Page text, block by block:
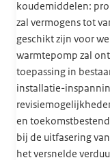
koudemiddelen:
zal vermogens tot
geschikt zijn voor
warmtepomp zal
toepassing in
installatie-
en
bij de uitfasering
het versnelde